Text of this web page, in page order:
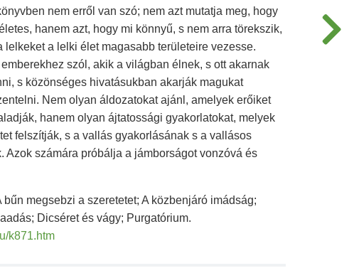
nem erről van szó; nem azt mutatja meg, hogy
hanem azt, hogy mi könnyű, s nem arra törekszik,
lelkeket a lelki élet magasabb területeire vezesse.
szól, akik a világban élnek, s ott akarnak
s közönséges hivatásukban akarják magukat
Nem olyan áldozatokat ajánl, amelyek erőiket
hanem olyan ájtatossági gyakorlatokat, melyek
felszítják, s a vallás gyakorlásának s a vallásos
számára próbálja a jámborságot vonzóvá és
megsebzi a szeretetet; A közbenjáró imádság;
Dicséret és vágy; Purgatórium.
k871.htm